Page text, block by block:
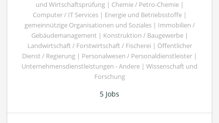
und Wirtschaftsprüfung | Chemie / Petro-Chemie |
Computer / IT Services | Energie und Betriebsstoffe |
gemeinnützige Organisationen und Soziales | Immobilien /
Gebäudemanagement | Konstruktion / Baugewerbe |
Landwirtschaft / Forstwirtschaft / Fischerei | Öffentlicher
Dienst / Regierung | Personalwesen / Personaldienstleister |
Unternehmensdienstleistungen - Andere | Wissenschaft und
Forschung
5 Jobs